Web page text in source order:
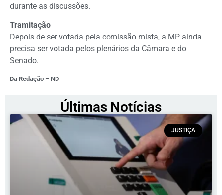
durante as discussões.
Tramitação
Depois de ser votada pela comissão mista, a MP ainda
precisa ser votada pelos plenários da Câmara e do
Senado.
Da Redação – ND
Últimas Notícias
JUSTIÇA